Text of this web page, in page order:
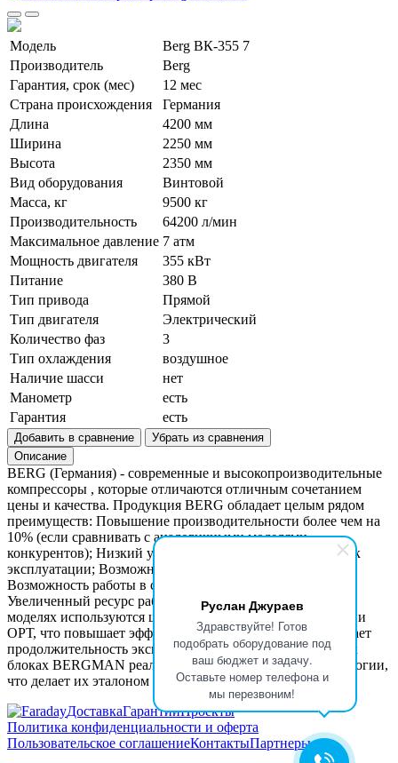
Руслан Джураев
Здравствуйте! Готов
подобрать оборудование под
ваш бюджет и задачу.
Оставьте номер телефона и
мы перезвоним!
Модель
Berg ВК-355 7
Производитель
Berg
Гарантия, срок (мес)
12 мес
Страна происхождения
Германия
Длина
4200 мм
Ширина
2250 мм
Высота
2350 мм
Вид оборудования
Винтовой
Масса, кг
9500 кг
Производительность
64200 л/мин
Максимальное давление 7 атм
Мощность двигателя
355 кВт
Питание
380 В
Тип привода
Прямой
Тип двигателя
Электрический
Количество фаз
3
Тип охлаждения
воздушное
Наличие шасси
нет
Манометр
есть
Гарантия
есть
Добавить в сравнение
Убрать из сравнения
Описание
BERG (Германия) - современные и высокопроизводительные
компрессоры , которые отличаются отличным сочетанием
цены и качества. Продукция BERG обладает целым рядом
преимуществ: Повышение производительности более чем на
10% (если сравнивать с аналогичными моделями
конкурентов); Низкий уровень шума и увеличенный срок
эксплуатации; Возможность работы до 24 часов в сутки;
Возможность работы в самых тяжелых условиях;
Увеличенный ресурс работы (до 80 000 часов). Во всех
моделях используются шкивы MARTIN и немецкие ремни
ОРТ, что повышает эффективность передачи и увеличивает
продолжительность эксплуатации в 2-4 раза. В винтовых
блоках BERGMAN реализованы инновационные технологии,
что делает их эталоном качества.
ДоставкаГарантииПроекты
Политика конфиденциальности и оферта
Пользовательское соглашениеКонтактыПартнеры